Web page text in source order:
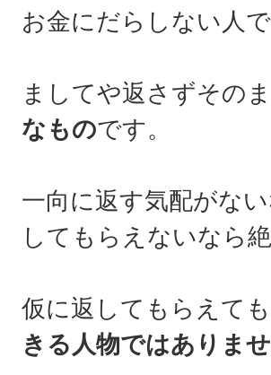
お金にだらしない人で
ましてや返さずその
なものです。
一向に返す気配がな
してもらえないなら
仮に返してもらえても
きる人物ではありませ